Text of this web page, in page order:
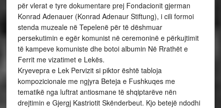
për vlerat e tyre dokumentare prej Fondacionit gjerman
Konrad Adenauer (Konrad Adenaur Stiftung), i cili formoi
stenda muzeale në Tepelenë për të dëshmuar
persekutimin e egër komunist në ceremoninë e përkujtimit
të kampeve komuniste dhe botoi albumin Në Rrathët e
Ferrit me vizatimet e Lekës.
Kryevepra e Lek Pervizit si piktor është tabloja
kompozicionale me ngjyra Beteja e Fushkuqes me
tematikë nga luftrat antiosmane të shqiptarëve nën
drejtimin e Gjergj Kastriotit Skënderbeut. Kjo betejë ndodhi